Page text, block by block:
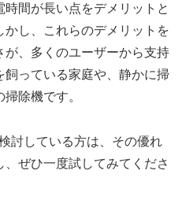
間が長い点をデメリットと
かし、これらのデメリットを
が、多くのユーザーから支持
飼っている家庭や、静かに掃
除機です。
討している方は、その優れ
ぜひ一度試してみてくださ